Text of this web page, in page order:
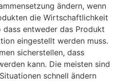
ändern, wenn
die Wirtschaftlichkeit
entweder das Produkt
eingestellt werden muss.
sicherstellen, dass
kann. Die meisten sind
schnell ändern